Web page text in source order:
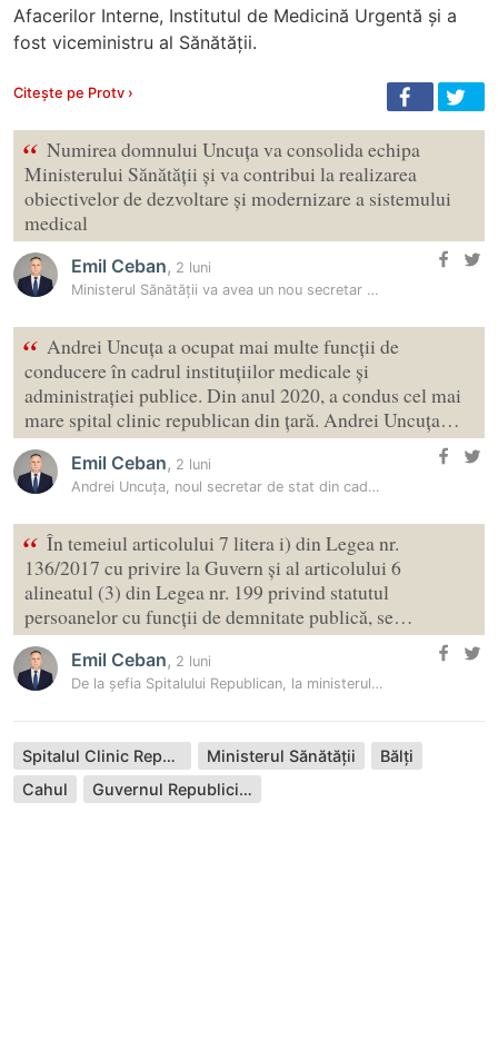
Afacerilor Interne, Institutul de Medicină Urgentă și a
fost viceministru al Sănătății.
Citește pe Protv ›
“ Numirea domnului Uncuța va consolida echipa
Ministerului Sănătății și va contribui la realizarea
obiectivelor de dezvoltare și modernizare a sistemului
medical
Emil Ceban, 2 luni
Ministerul Sănătății va avea un nou secretar de stat
“ Andrei Uncuța a ocupat mai multe funcții de
conducere în cadrul instituțiilor medicale și
administrației publice. Din anul 2020, a condus cel mai
mare spital clinic republican din țară. Andrei Uncuța…
Emil Ceban, 2 luni
Andrei Uncuța, noul secretar de stat din cadrul Ministerului Sănătății
“ În temeiul articolului 7 litera i) din Legea nr.
136/2017 cu privire la Guvern și al articolului 6
alineatul (3) din Legea nr. 199 privind statutul
persoanelor cu funcții de demnitate publică, se…
Emil Ceban, 2 luni
De la șefia Spitalului Republican, la ministerul Sănătății: Medicul…
Spitalul Clinic Republican Ministerul Sănătății
Bălți
Cahul
Guvernul Republicii Moldova